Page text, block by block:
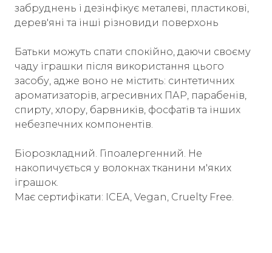
забруднень і дезінфікує металеві, пластикові,
дерев'яні та інші різновиди поверхонь
Батьки можуть спати спокійно, даючи своєму
чаду іграшки після використання цього
засобу, адже воно не містить: синтетичних
ароматизаторів, агресивних ПАР, парабенів,
спирту, хлору, барвників, фосфатів та інших
небезпечних компонентів.
Біорозкладний. Гіпоалергенний. Не
накопичується у волокнах тканини м'яких
іграшок.
Має сертифікати: ICEA, Vegan, Cruelty Free.